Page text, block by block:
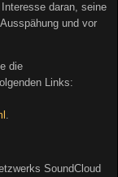
daran, seine
und vor
die
Links:
SoundCloud